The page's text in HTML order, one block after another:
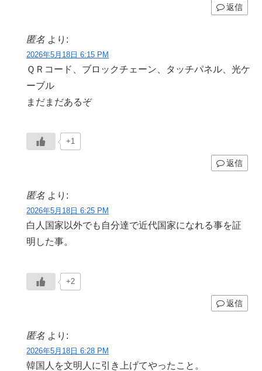
返信
匿名 より:
2026年5月18日 6:15 PM
ＱＲコード、ブロックチェーン、タッチパネル、光ケ
ーブル
まだまだあるぞ
+1
返信
匿名 より:
2026年5月18日 6:25 PM
白人国家以外でも自分達で近代国家になれる事を証
明した事。
+2
返信
匿名 より:
2026年5月18日 6:28 PM
韓国人を文明人に引き上げてやったこと。